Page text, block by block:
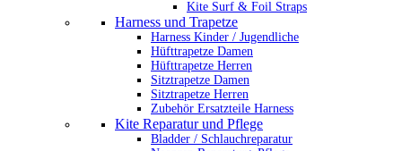
Kite Surf & Foil Straps
Harness und Trapetze
Harness Kinder / Jugendliche
Hüfttrapetze Damen
Hüfttrapetze Herren
Sitztrapetze Damen
Sitztrapetze Herren
Zubehör Ersatzteile Harness
Kite Reparatur und Pflege
Bladder / Schlauchreparatur